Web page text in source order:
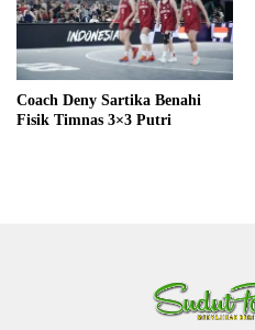
Coach Deny Sartika Benahi
Fisik Timnas 3×3 Putri